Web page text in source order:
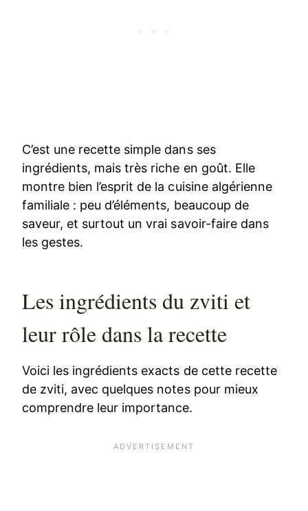
C’est une recette simple dans ses
ingrédients, mais très riche en goût. Elle
montre bien l’esprit de la cuisine algérienne
familiale : peu d’éléments, beaucoup de
saveur, et surtout un vrai savoir-faire dans
les gestes.
Les ingrédients du zviti et
leur rôle dans la recette
Voici les ingrédients exacts de cette recette
de zviti, avec quelques notes pour mieux
comprendre leur importance.